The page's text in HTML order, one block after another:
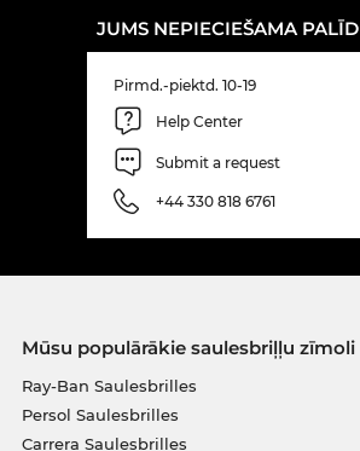
JUMS NEPIECIEŠAMA PALĪD
Pirmd.-piektd. 10-19
Help Center
Submit a request
+44 330 818 6761
Mūsu populārākie saulesbriļļu zīmoli
Ray-Ban Saulesbrilles
Persol Saulesbrilles
Carrera Saulesbrilles